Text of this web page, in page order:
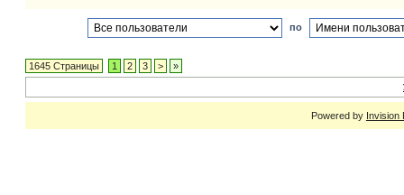
по
1645 Страницы 1 2 3 > »
Powered by Invision